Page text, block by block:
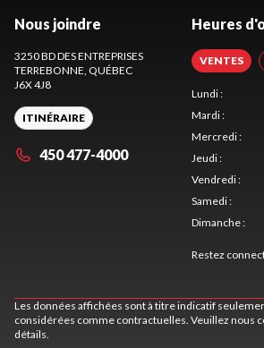
Nous joindre
3250 BD DES ENTREPRISES
TERREBONNE , QUÉBEC
J6X 4J8
ITINÉRAIRE
450 477-4000
Heures
VENTES
Lundi:
Mardi:
Mercredi:
Jeudi:
Vendredi:
Samedi:
Dimanche:
Restez
Les données affichées sont à titre indicatif
considérées comme contractuelles. Veuillez nous
détails.